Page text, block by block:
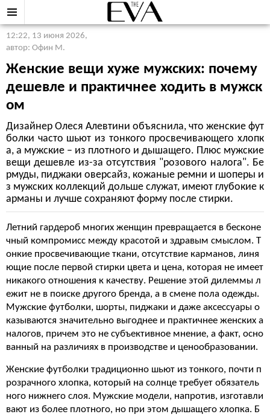
12:22, 13 июня 2026,
автор: Офин М.
Женские вещи хуже мужских: почему
дешевле и практичнее ходить в мужск
ом
Дизайнер Олеся Алевтини объяснила, что женские фут
болки часто шьют из тонкого просвечивающего хлопк
а, а мужские – из плотного и дышащего. Плюс мужские
вещи дешевле из-за отсутствия "розового налога". Бе
рмуды, пиджаки оверсайз, кожаные ремни и шоперы и
з мужских коллекций дольше служат, имеют глубокие к
арманы и лучше сохраняют форму после стирки.
Летний гардероб многих женщин превращается в бесконе
чный компромисс между красотой и здравым смыслом. Т
онкие просвечивающие ткани, отсутствие карманов, линя
ющие после первой стирки цвета и цена, которая не имеет
никакого отношения к качеству. Решение этой дилеммы л
ежит не в поиске другого бренда, а в смене пола одежды.
Мужские футболки, шорты, пиджаки и даже аксессуары о
казываются значительно выгоднее и практичнее женских а
налогов, причем это не субъективное мнение, а факт, осно
ванный на различиях в производстве и ценообразовании.
Женские футболки традиционно шьют из тонкого, почти п
розрачного хлопка, который на солнце требует обязатель
ного нижнего слоя. Мужские модели, напротив, изготавли
вают из более плотного, но при этом дышащего хлопка. Б